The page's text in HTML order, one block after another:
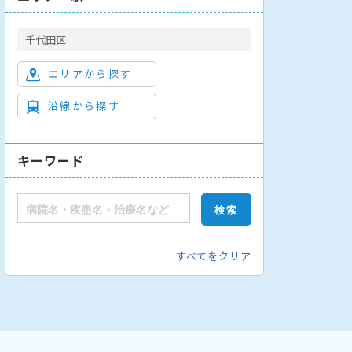
千代田区
エリアから探す
沿線から探す
キーワード
すべてをクリア